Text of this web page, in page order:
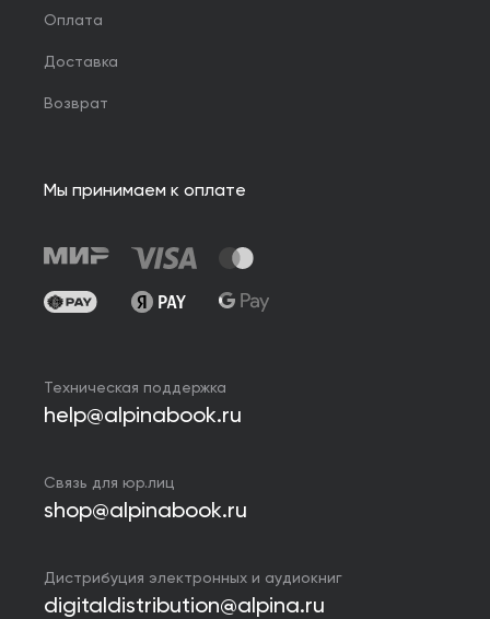
Оплата
Доставка
Возврат
Мы принимаем к оплате
Техническая поддержка
help@alpinabook.ru
Связь для юр.лиц
shop@alpinabook.ru
Дистрибуция электронных и аудиокниг
digitaldistribution@alpina.ru